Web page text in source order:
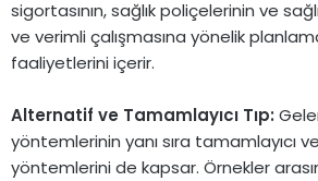
sigortasının, sağlık poliçelerinin ve
ve verimli çalışmasına yönelik
faaliyetlerini içerir.
Alternatif ve Tamamlayıcı Tıp:
yöntemlerinin yanı sıra tamamlayıcı
yöntemlerini de kapsar. Örnekler